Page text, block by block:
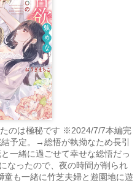
のは極秘です ※2024/7/7本編完
予定。→総悟が執拗なため長引
一緒に過ごせて幸せな総悟だっ
なったので、夜の時間が削られ
も一緒に竹芝夫婦と遊園地に遊